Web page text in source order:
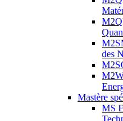
des
Mastère
MS